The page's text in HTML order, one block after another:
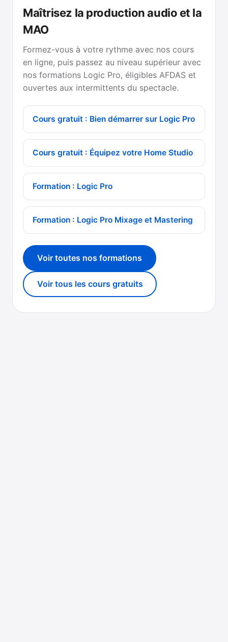
Maîtrisez la production audio et la
MAO
Formez-vous à votre rythme avec nos cours
en ligne, puis passez au niveau supérieur avec
nos formations Logic Pro, éligibles AFDAS et
ouvertes aux intermittents du spectacle.
Cours gratuit : Bien démarrer sur Logic Pro
Cours gratuit : Équipez votre Home Studio
Formation : Logic Pro
Formation : Logic Pro Mixage et Mastering
Voir toutes nos formations
Voir tous les cours gratuits